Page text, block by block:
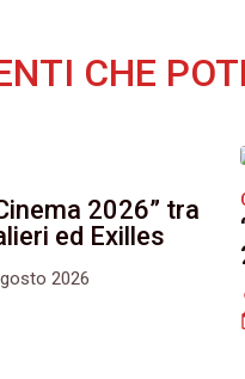
CHE
2026” tra
ed Exilles
2026